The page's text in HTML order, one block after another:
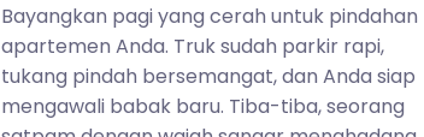
Bayangkan pagi yang cerah untuk pindahan
apartemen Anda. Truk sudah parkir rapi,
tukang pindah bersemangat, dan Anda siap
mengawali babak baru. Tiba-tiba, seorang